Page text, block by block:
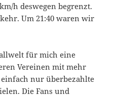
h deswegen begrenzt.
Um 21:40 waren wir
für mich eine
Vereinen mit mehr
nur überbezahlte
Die Fans und